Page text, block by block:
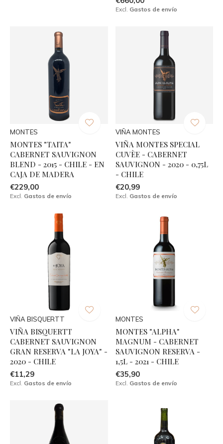
Excl. Gastos de envío
MONTES
MONTES "TAITA"
CABERNET SAUVIGNON
BLEND - 2015 - CHILE - EN
CAJA DE MADERA
€229,00
Excl. Gastos de envío
VIÑA MONTES
VIÑA MONTES SPECIAL
CUVÈE - CABERNET
SAUVIGNON - 2020 - 0,75L
- CHILE
€20,99
Excl. Gastos de envío
VIÑA BISQUERTT
VIÑA BISQUERTT
CABERNET SAUVIGNON
GRAN RESERVA "LA JOYA" -
2020 - CHILE
€11,29
Excl. Gastos de envío
MONTES
MONTES "ALPHA"
MAGNUM - CABERNET
SAUVIGNON RESERVA -
1,5L - 2021 - CHILE
€35,90
Excl. Gastos de envío